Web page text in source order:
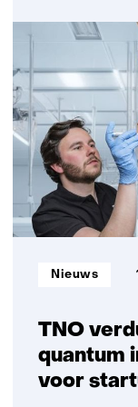
Nederland
bouwt
aan
pan-
Europees
quantum
netwerk
voor
digitale
veiligheid
TNO
quantum
voor
Informatietype:
Nieuws